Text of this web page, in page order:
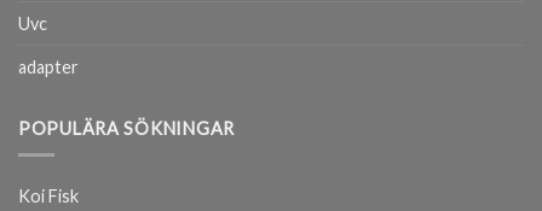
Uvc
adapter
POPULÄRA SÖKNINGAR
Koi Fisk